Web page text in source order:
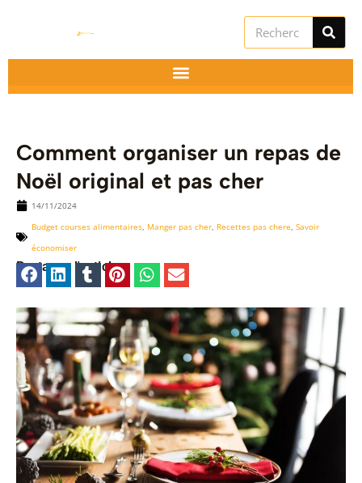
Rechercher
Comment organiser un repas de
Noël original et pas cher
14/11/2024
Budget courses alimentaires, Manger pas cher, Recettes pas chere, Savoir
économiser
Partager l'article :